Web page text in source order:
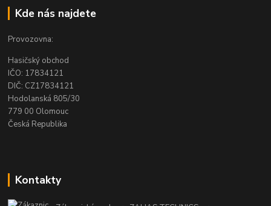
Kde nás najdete
Provozovna:
Hasičský obchod
IČO: 17834121
DIČ: CZ17834121
Hodolanská 805/30
779 00 Olomouc
Česká Republika
Kontakty